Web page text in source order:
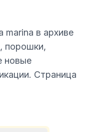
marina в архиве
порошки,
новые
Страница